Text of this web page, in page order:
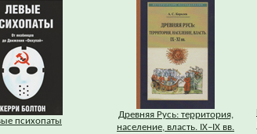
психопаты
Древняя Русь: территория,
население, власть. IХ–IХ вв.